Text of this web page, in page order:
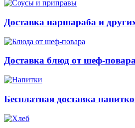
Доставка наршараба и
Доставка блюд от шеф-
Бесплатная доставка